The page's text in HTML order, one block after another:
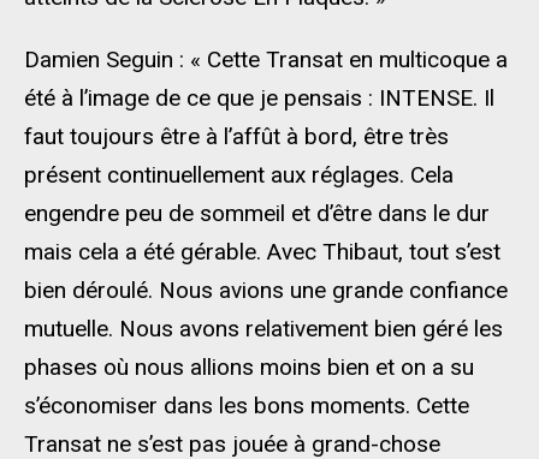
Damien Seguin : « Cette Transat en multicoque a
été à l’image de ce que je pensais : INTENSE. Il
faut toujours être à l’affût à bord, être très
présent continuellement aux réglages. Cela
engendre peu de sommeil et d’être dans le dur
mais cela a été gérable. Avec Thibaut, tout s’est
bien déroulé. Nous avions une grande confiance
mutuelle. Nous avons relativement bien géré les
phases où nous allions moins bien et on a su
s’économiser dans les bons moments. Cette
Transat ne s’est pas jouée à grand-chose